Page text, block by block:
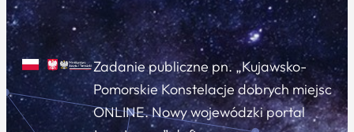
Zadanie publiczne pn. „Kujawsko-
Pomorskie Konstelacje dobrych miejsc
ONLINE. Nowy wojewódzki portal